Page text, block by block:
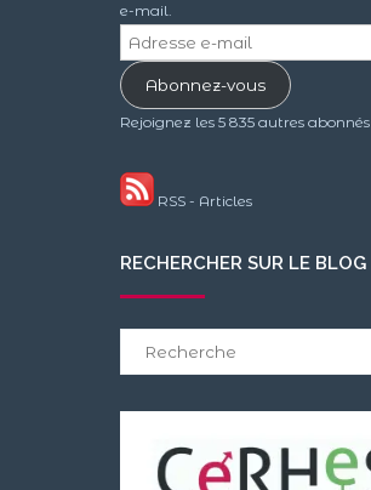
e-mail.
Adresse
e-
mailAbonnez-vous
Rejoignez les 5 835 autres abonnés
RSS - Articles
RECHERCHER SUR LE BLOG